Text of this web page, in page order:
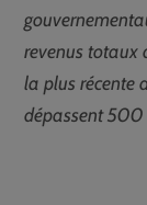
revenus totaux
la plus récente
dépassent